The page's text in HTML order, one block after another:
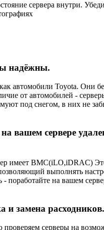
сервера внутри.
надёжны.
автомобили Toyota. Они
от автомобилей -
под снегом, в них не
вашем сервере
имеет BMC(iLO,iDRAC)
выполнять
- поработайте на вашем
и замена расходников.
серверы на